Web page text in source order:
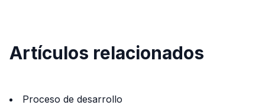
Artículos relacionados
Proceso de desarrollo